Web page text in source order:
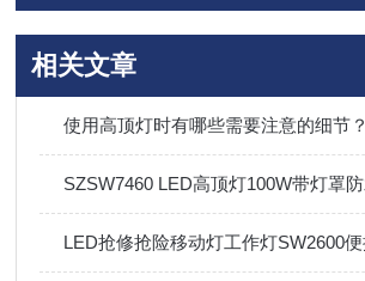
相关文章
使用高顶灯时有哪些需要注意的细节？